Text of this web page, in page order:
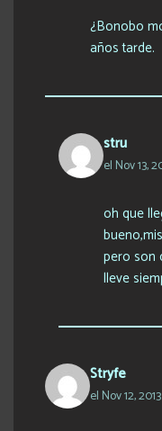
¿Bonobo
años tarde.
stru
el Nov 13,
oh que
pero son
lleve
Stryfe
el Nov 12,